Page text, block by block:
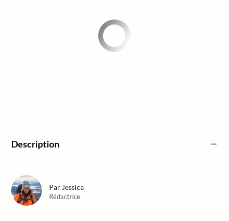
Description
Par Jessica
Rédactrice